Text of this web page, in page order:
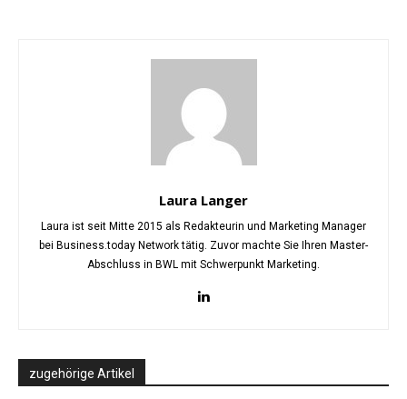
Laura Langer
Laura ist seit Mitte 2015 als Redakteurin und Marketing Manager
bei Business.today Network tätig. Zuvor machte Sie Ihren Master-
Abschluss in BWL mit Schwerpunkt Marketing.
zugehörige Artikel